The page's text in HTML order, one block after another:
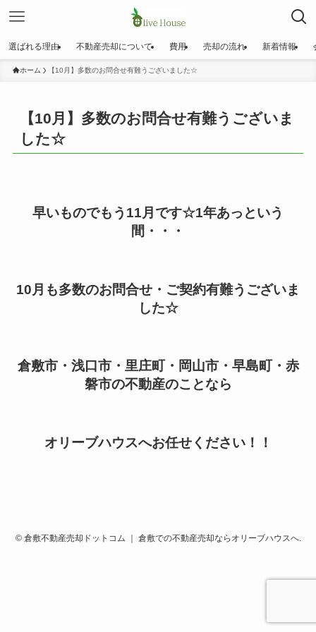
選ばれる理由 不動産売却について 費用 売却の流れ 新着情報
ホーム 【10月】多数のお問合せ有難うございました☆
【10月】多数のお問合せ有難うございま
した☆
早いものでもう11月です☆1年あっという
間・・・
10月も多数のお問合せ・ご契約有難うございま
した☆
倉敷市・浅口市・里庄町・岡山市・早島町・赤
磐市の不動産のことなら
オリーブハウスへお任せください！！
©倉敷不動産売却ドットコム ｜ 倉敷での不動産売却ならオリーブハウスへ.